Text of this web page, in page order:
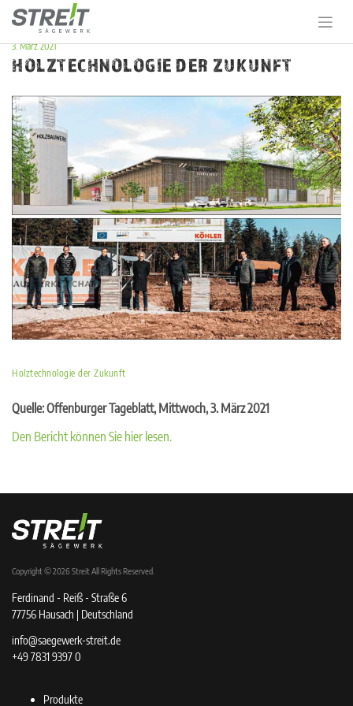
Skip
content
3. März 2021
HOLZTECHNOLOGIE DER ZUKUNFT
Holztechnologie der Zukunft
Quelle: Offenburger Tageblatt, Mittwoch, 3. März 2021
Den Bericht können Sie hier lesen.
Copyright © 2026StreitAll Rights Reserved.
Ferdinand - Reiß - Straße 6
77756 Hausach | Deutschland
info@saegewerk-streit.de
+49 7831 9397 0
Produkte